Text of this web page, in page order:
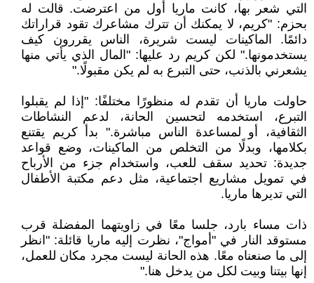
التي شعر بها، كانت ماريا أول من اعترضت. قالت له
بحزم: "كريم، لا يمكنك أن تترك مشاعرك تقود قراراتك
دائمًا. الماكينات ليست شريرة، الناس يقررون كيف
يستخدمونها." لكن كريم رد عليها: "المال الذي يأتي منها
يشعرني بالذنب، حتى التبرع به لم يكن مقبولًا."
حاولت ماريا أن تقدم له منظورًا مختلفًا: "إذا لم يقبلوا
التبرع، استخدمه لتحسين الحانة، لدعم النشاطات
الثقافية، أو لمساعدة الناس مباشرة." بدأ كريم يقتنع
بكلامها، وبدلًا من التخلص من الماكينات، وضع قواعد
جديدة: تحديد سقف للعب، واستخدام جزء من الأرباح
في تمويل مشاريع اجتماعية، مثل دعم مكتبة الأطفال
التي تديرها ماريا.
ذات مساء بارد، جلسا معًا في زاويتهما المفضلة قرب
مستوقد النار في "أمواج"، نظرت إليه ماريا قائلة: "انظر
إلى ما صنعناه معًا. هذه الحانة ليست مجرد مكان للعمل،
إنها بيتنا وبيت لكل من يدخل هنا."